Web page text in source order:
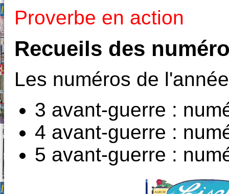
Proverbe en action
Recueils des
Les numéros de
3 avant-guerre :
4 avant-guerre :
5 avant-guerre :